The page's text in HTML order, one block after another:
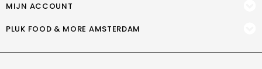
MIJN ACCOUNT
PLUK FOOD & MORE AMSTERDAM